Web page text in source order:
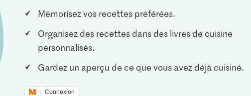
Mémorisez vos recettes préférées.
Organisez des recettes dans des livres de cuisine
personnalisés.
Gardez un aperçu de ce que vous avez déjà cuisiné.
Connexion